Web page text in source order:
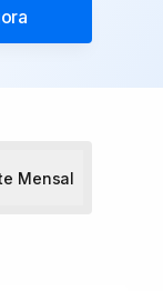
Mensal